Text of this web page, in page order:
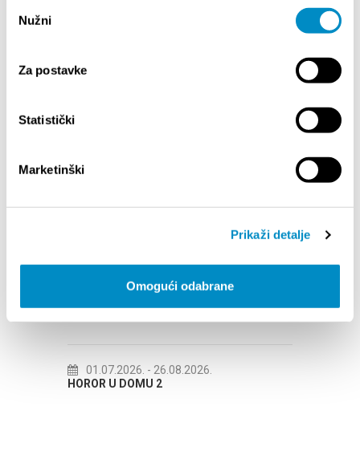
pristanka
Nužni
Za postavke
Statistički
Marketinški
Prikaži detalje
Omogući odabrane
01.07.2026.- 26.08.2026.
HOROR U DOMU 2